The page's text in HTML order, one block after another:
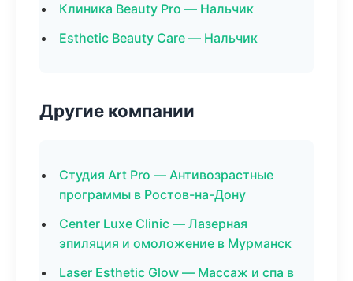
Клиника Beauty Pro — Нальчик
Esthetic Beauty Care — Нальчик
Другие компании
Студия Art Pro — Антивозрастные
программы в Ростов-на-Дону
Center Luxe Clinic — Лазерная
эпиляция и омоложение в Мурманск
Laser Esthetic Glow — Массаж и спа в